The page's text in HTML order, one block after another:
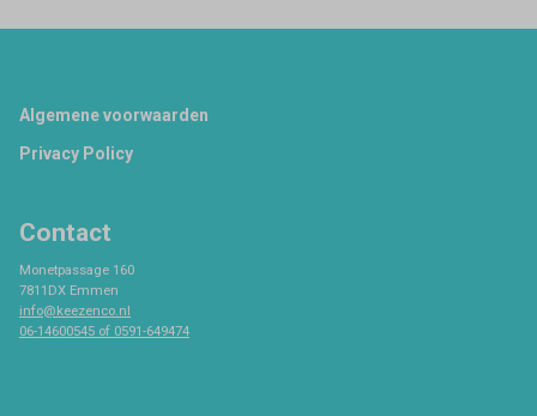
Footer
Algemene voorwaarden
Privacy Policy
Contact
Monetpassage 160
7811DX Emmen
info@keezenco.nl
06-14600545 of 0591-649474